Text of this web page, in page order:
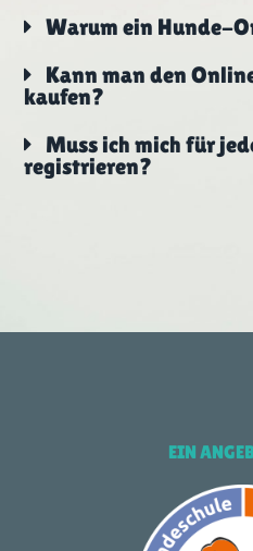
Warum ein Hunde-
Kann man den
kaufen?
Muss ich mich für
registrieren?
EIN